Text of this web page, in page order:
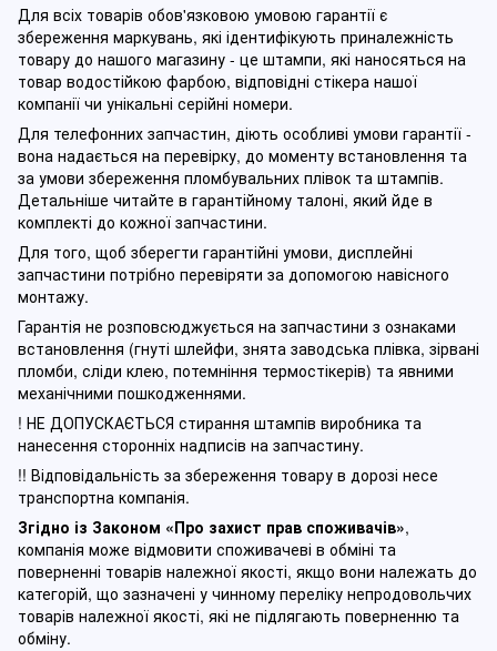
Для всіх товарів обов'язковою умовою гарантії є
збереження маркувань, які ідентифікують приналежність
товару до нашого магазину - це штампи, які наносяться на
товар водостійкою фарбою, відповідні стікера нашої
компанії чи унікальні серійні номери.
Для телефонних запчастин, діють особливі умови гарантії -
вона надається на перевірку, до моменту встановлення та
за умови збереження пломбувальних плівок та штампів.
Детальніше читайте в гарантійному талоні, який йде в
комплекті до кожної запчастини.
Для того, щоб зберегти гарантійні умови, дисплейні
запчастини потрібно перевіряти за допомогою навісного
монтажу.
Гарантія не розповсюджується на запчастини з ознаками
встановлення (гнуті шлейфи, знята заводська плівка, зірвані
пломби, сліди клею, потемніння термостікерів) та явними
механічними пошкодженнями.
! НЕ ДОПУСКАЄТЬСЯ стирання штампів виробника та
нанесення сторонніх надписів на запчастину.
!! Відповідальність за збереження товару в дорозі несе
транспортна компанія.
Згідно із Законом «Про захист прав споживачів»,
компанія може відмовити споживачеві в обміні та
поверненні товарів належної якості, якщо вони належать до
категорій, що зазначені у чинному переліку непродовольчих
товарів належної якості, які не підлягають поверненню та
обміну.